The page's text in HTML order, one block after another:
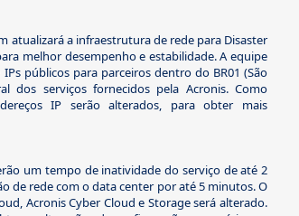
atualizará a infraestrutura de rede para Disaster
melhor desempenho e estabilidade. A equipe
públicos para parceiros dentro do BR01 (São
dos serviços fornecidos pela Acronis. Como
IP serão alterados, para obter mais
um tempo de inatividade do serviço de até 2
de rede com o data center por até 5 minutos. O
Acronis Cyber Cloud e Storage será alterado.